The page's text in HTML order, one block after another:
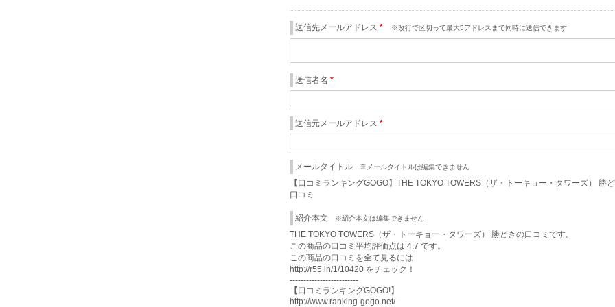
送信先メールアドレス * ※改行で区切って最大5アドレスまで同時に送信できます
送信者名 *
送信元メールアドレス *
メールタイトル ※メールタイトルは編集できません
【口コミランキングGOGO】THE TOKYO TOWERS（ザ・トーキョー・タワーズ） 勝
口コミ
紹介本文 ※紹介本文は編集できません
THE TOKYO TOWERS（ザ・トーキョー・タワーズ） 勝どきの口コミです。
この商品の口コミ平均評価点は 4.7 です。
この商品の口コミを全て見るには
http://r55.in/1/10420 をチェック！
-------------------------
【口コミランキングGOGO!】
http://www.ranking-gogo.net/